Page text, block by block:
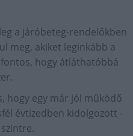
a járóbeteg-rendelőkben
meg, akiket leginkább a
hogy átláthatóbbá
hogy egy már jól működő
évtizedben kidolgozott -